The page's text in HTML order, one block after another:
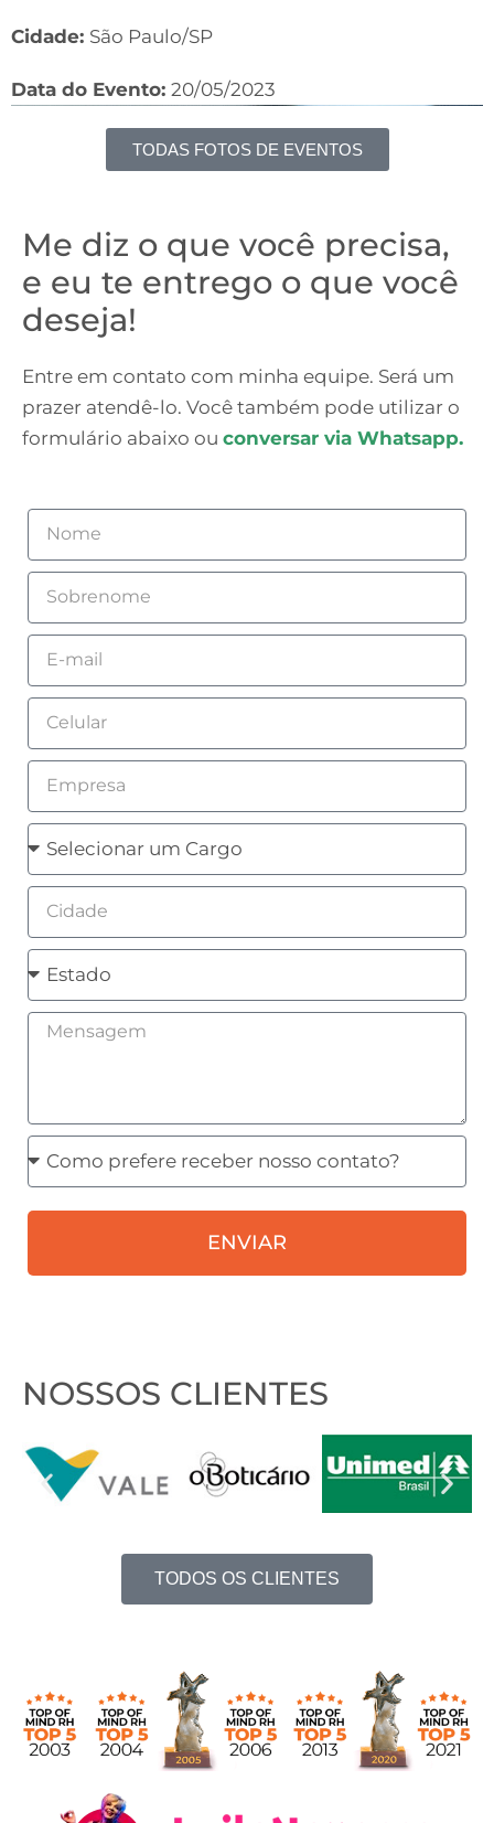
Cidade: São Paulo/SP
Data do Evento: 20/05/2023
TODAS FOTOS DE EVENTOS
Me diz o que você precisa,
e eu te entrego o que você
deseja!
Entre em contato com minha equipe. Será um
prazer atendê-lo. Você também pode utilizar o
formulário abaixo ou conversar via Whatsapp.
Nome
Sobrenome
Email
Celular
Empresa
Cargo
Cidade
Estado
Mensagem
Como
prefere
receber
contato?
ENVIAR
NOSSOS CLIENTES
TODOS OS CLIENTES